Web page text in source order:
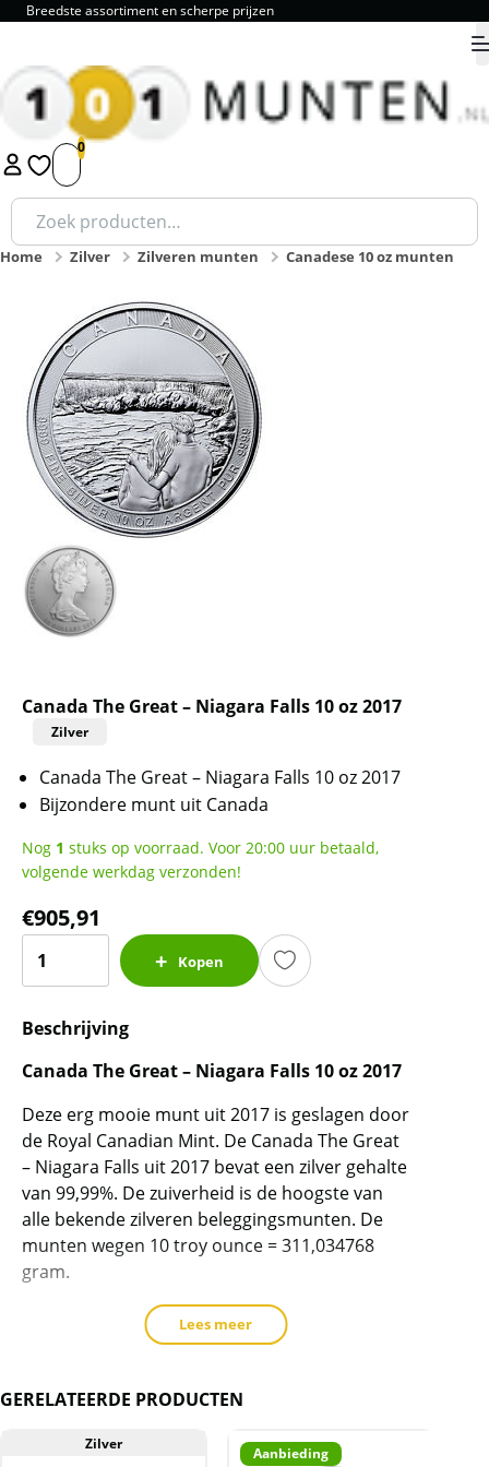
Breedste assortiment en scherpe prijzen
1 2 3 4 5 9.8
Zoeken
naar:
Home Zilver Zilveren munten Canadese 10 oz munten
Canada The Great – Niagara Falls 10 oz 2017
Zilver
Canada The Great – Niagara Falls 10 oz 2017
Bijzondere munt uit Canada
Nog 1 stuks op voorraad. Voor 20:00 uur betaald,
volgende werkdag verzonden!
€905,91
The
-
Falls
10
oz
2017
aantal
Kopen
Beschrijving
Canada The Great – Niagara Falls 10 oz 2017
Deze erg mooie munt uit 2017 is geslagen door
de Royal Canadian Mint. De Canada The Great
– Niagara Falls uit 2017 bevat een zilver gehalte
van 99,99%. De zuiverheid is de hoogste van
alle bekende zilveren beleggingsmunten. De
munten wegen 10 troy ounce = 311,034768
gram.
Deze munt wordt geleverd in een platic
Lees meer
GERELATEERDE PRODUCTEN
Zilver
Aanbieding